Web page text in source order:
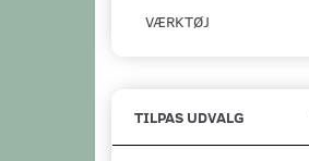
VÆRKTØJ
TILPAS UDVALG